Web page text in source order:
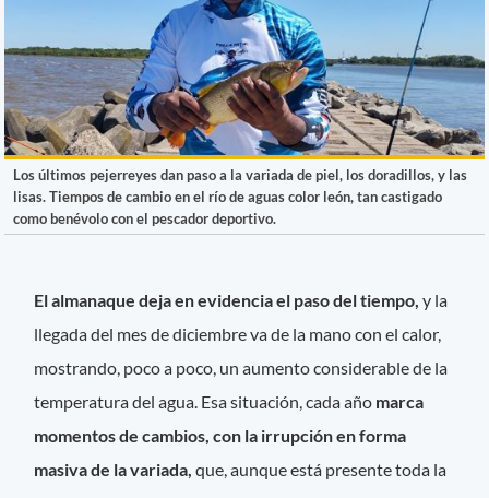
Los últimos pejerreyes dan paso a la variada de piel, los doradillos, y las
lisas. Tiempos de cambio en el río de aguas color león, tan castigado
como benévolo con el pescador deportivo.
El almanaque deja en evidencia el paso del tiempo,y la
llegada del mes de diciembre va de la mano con el calor,
mostrando, poco a poco, un aumento considerable de la
temperatura del agua. Esa situación, cada año marca
momentos de cambios, con la irrupción en forma
masiva de la variada,que, aunque está presente toda la